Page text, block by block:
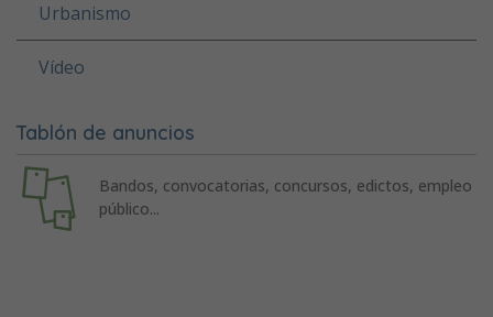
Urbanismo
Vídeo
Tablón de anuncios
Bandos, convocatorias, concursos, edictos, empleo
público...